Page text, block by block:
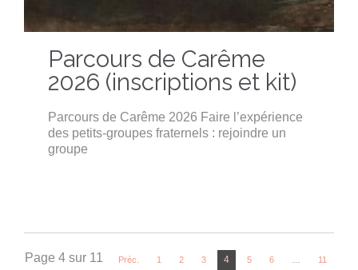
Parcours de Carême
2026 (inscriptions et kit)
Parcours de Carême 2026 Faire l’expérience
des petits-groupes fraternels : rejoindre un
groupe
Page 4 sur 11 Préc. 1 2 3 4 5 6 11